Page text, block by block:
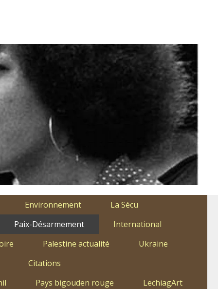
Environnement
La Sécu
Paix-Désarmement
International
Palestine actualité
Ukraine
Citations
Pays bigouden rouge
LechiagArt